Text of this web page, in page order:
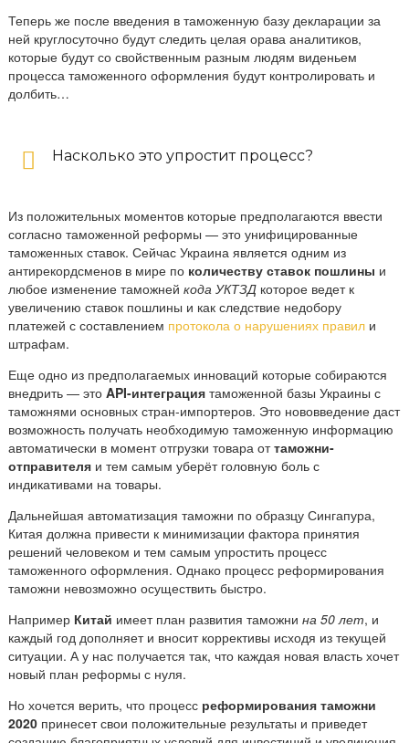
Теперь же после введения в таможенную базу декларации за
ней круглосуточно будут следить целая орава аналитиков,
которые будут со свойственным разным людям виденьем
процесса таможенного оформления будут контролировать и
долбить…
Насколько это упростит процесс?
Из положительных моментов которые предполагаются ввести
согласно таможенной реформы — это унифицированные
таможенных ставок. Сейчас Украина является одним из
антирекордсменов в мире по количеству ставок пошлины и
любое изменение таможнейкода УКТЗД которое ведет к
увеличению ставок пошлины и как следствие недобору
платежей с составлением протокола о нарушениях правил и
штрафам.
Еще одно из предполагаемых инноваций которые собираются
внедрить — этоAPI-интеграция таможенной базы Украины с
таможнями основных стран-импортеров. Это нововведение даст
возможность получать необходимую таможенную информацию
автоматически в момент отгрузки товара оттаможни-
отправителя и тем самым уберёт головную боль с
индикативами на товары.
Дальнейшая автоматизация таможни по образцу Сингапура,
Китая должна привести к минимизации фактора принятия
решений человеком и тем самым упростить процесс
таможенного оформления. Однако процесс реформирования
таможни невозможно осуществить быстро.
Например Китай имеет план развития таможнина 50 лет, и
каждый год дополняет и вносит коррективы исходя из текущей
ситуации. А у нас получается так, что каждая новая власть хочет
новый план реформы с нуля.
Но хочется верить, что процесс реформирования таможни
2020 принесет свои положительные результаты и приведет